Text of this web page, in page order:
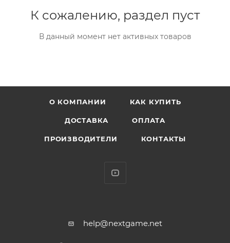
К сожалению, раздел пуст
В данный момент нет активных товаров
О КОМПАНИИ КАК КУПИТЬ
ДОСТАВКА ОПЛАТА
ПРОИЗВОДИТЕЛИ КОНТАКТЫ
help@nextgame.net